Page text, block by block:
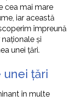
cea mai mare
iar această
împreună
și
unei țări.
unei țări
în multe